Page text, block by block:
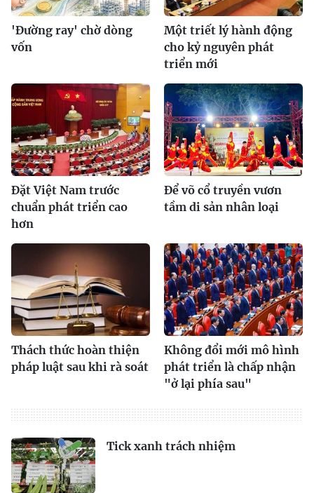
'Đường ray' chờ dòng
vốn
Một triết lý hành động
cho kỷ nguyên phát
triển mới
Đặt Việt Nam trước
chuẩn phát triển cao
hơn
Để võ cổ truyền vươn
tầm di sản nhân loại
Thách thức hoàn thiện
pháp luật sau khi rà soát
Không đổi mới mô hình
phát triển là chấp nhận
"ở lại phía sau"
Tick xanh trách nhiệm